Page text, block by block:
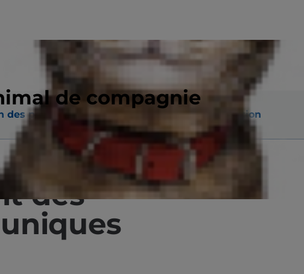
de compagnie
des petits chiens Centre de recherche en nutrition
des